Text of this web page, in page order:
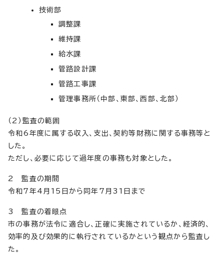
技術部
調整課
維持課
給水課
管路設計課
管路工事課
管理事務所（中部、東部、西部、北部）
（2）監査の範囲
令和6年度に属する収入、支出、契約等財務に関する事務等と
した。
ただし、必要に応じて過年度の事務も対象とした。
2 監査の期間
令和7年4月15日から同年7月31日まで
3 監査の着眼点
市の事務が法令に適合し、正確に実施されているか、経済的、
効率的及び効果的に執行されているかという観点から監査し
た。